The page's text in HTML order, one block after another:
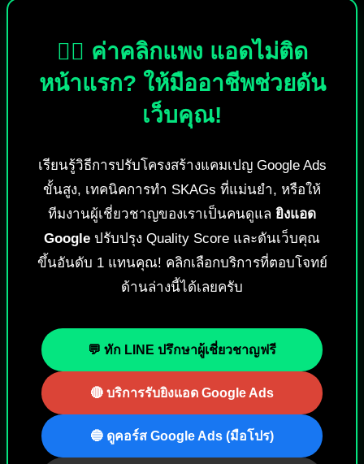
🕵️‍♂️ ค่าคลิกแพง แอดไม่ติด
หน้าแรก? ให้มืออาชีพช่วยดัน
เว็บคุณ!
เรียนรู้วิธีการปรับโครงสร้างแคมเปญ Google Ads
ขั้นสูง, เทคนิคการทำ SKAGs ที่แม่นยำ, หรือให้
ทีมงานผู้เชี่ยวชาญของเราเป็นคนดูแล ยิงแอด
Google ปรับปรุง Quality Score และดันเว็บคุณ
ขึ้นอันดับ 1 แทนคุณ! คลิกเลือกบริการที่ตอบโจทย์
ด้านล่างนี้ได้เลยครับ
💬 ทัก LINE ปรึกษาผู้เชี่ยวชาญฟรี
🔴 บริการรับยิงแอด Google Ads
🔵 ดูคอร์ส Google Ads (มือโปร)